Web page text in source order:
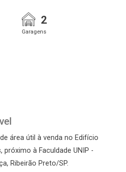
2
Garagens
área útil à venda no Edifício
próximo à Faculdade UNIP -
Ribeirão Preto/SP.